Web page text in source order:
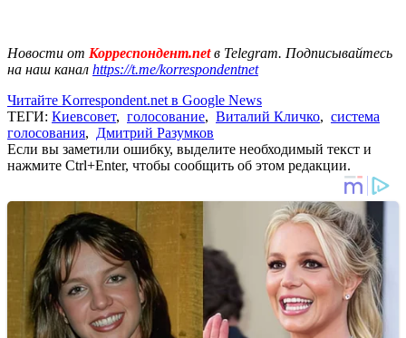
Новости от Корреспондент.netв Telegram. Подписывайтесь
на наш канал https://t.me/korrespondentnet
Читайте Korrespondent.net в Google News
ТЕГИ: Киевсовет, голосование, Виталий Кличко, система
голосования, Дмитрий Разумков
Если вы заметили ошибку, выделите необходимый текст и
нажмите Ctrl+Enter, чтобы сообщить об этом редакции.